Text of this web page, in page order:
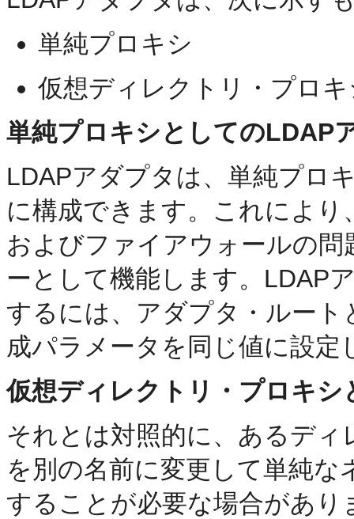
単純プロキシ
仮想ディレクトリ・プロ
単純プロキシとしてのLDAP
LDAPアダプタは、単純プロ
に構成できます。これにより
およびファイアウォールの
ーとして機能します。LDAP
するには、アダプタ・ルー
成パラメータを同じ値に設定
仮想ディレクトリ・プロキ
それとは対照的に、あるデ
を別の名前に変更して単純な
することが必要な場合があ